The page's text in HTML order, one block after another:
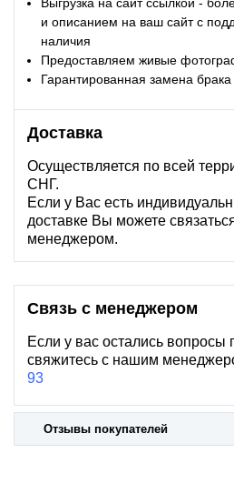
и описанием на ваш сайт с
наличия
Предоставляем живые
Гарантированная замена брака
Доставка
Осуществляется по всей
СНГ.
Если у Вас есть
доставке Вы можете
менеджером.
Связь с менеджером
Если у вас остались вопросы
свяжитесь с нашим
93
Отзывы покупателей